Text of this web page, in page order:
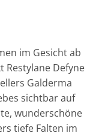
im Gesicht ab
Restylane Defyne
Galderma
sichtbar auf
wunderschöne
tiefe Falten im